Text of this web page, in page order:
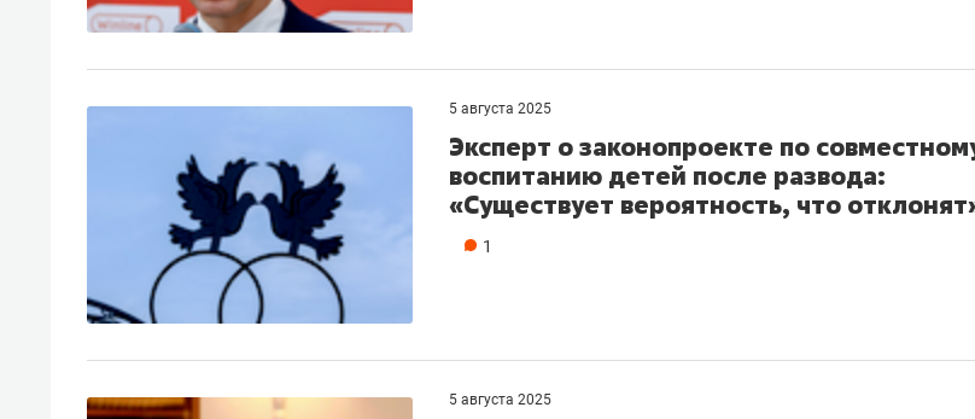
5 августа 2025
Эксперт о законопроекте по
воспитанию детей после развода:
«Существует вероятность, что
1
5 августа 2025